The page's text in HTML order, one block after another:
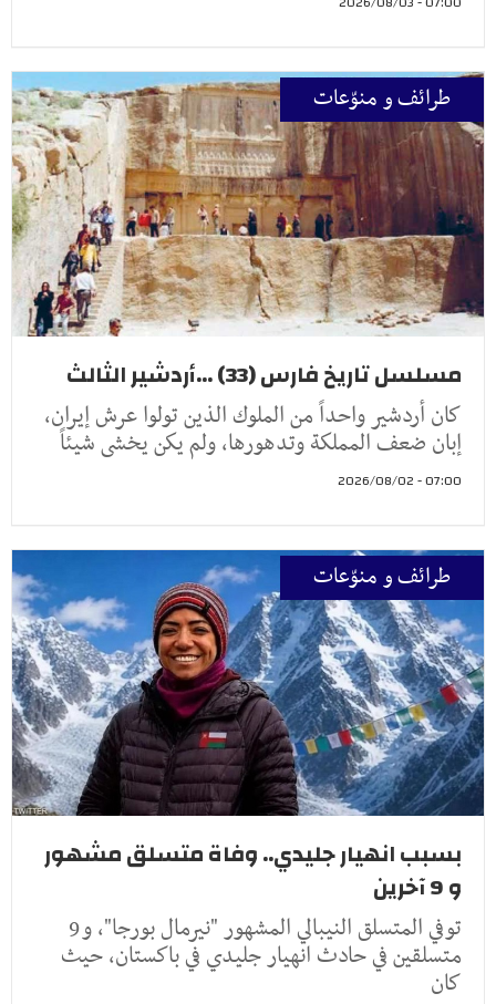
طرائف و منوّعات
مسلسل تاريخ فارس (33) ...أردشير الثالث
كان أردشير واحداً من الملوك الذين تولوا عرش إيران،
إبان ضعف المملكة وتدهورها، ولم يكن يخشى شيئاً
07:00 - 2026/08/02
طرائف و منوّعات
بسبب انهيار جليدي.. وفاة متسلق مشهور
و 9 آخرين
توفي المتسلق النيبالي المشهور "نيرمال بورجا"، و9
متسلقين في حادث انهيار جليدي في باكستان، حيث
كان